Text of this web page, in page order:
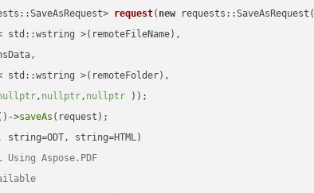
request( new requests::SaveAsRequest(
std::wstring >(remoteFileName),
std::wstring >(remoteFolder),
, nullptr, nullptr ))
>saveAs (request);
Aspose.PDF